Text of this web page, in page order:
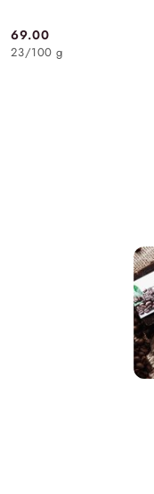
Cena:
69.00
23/100 g